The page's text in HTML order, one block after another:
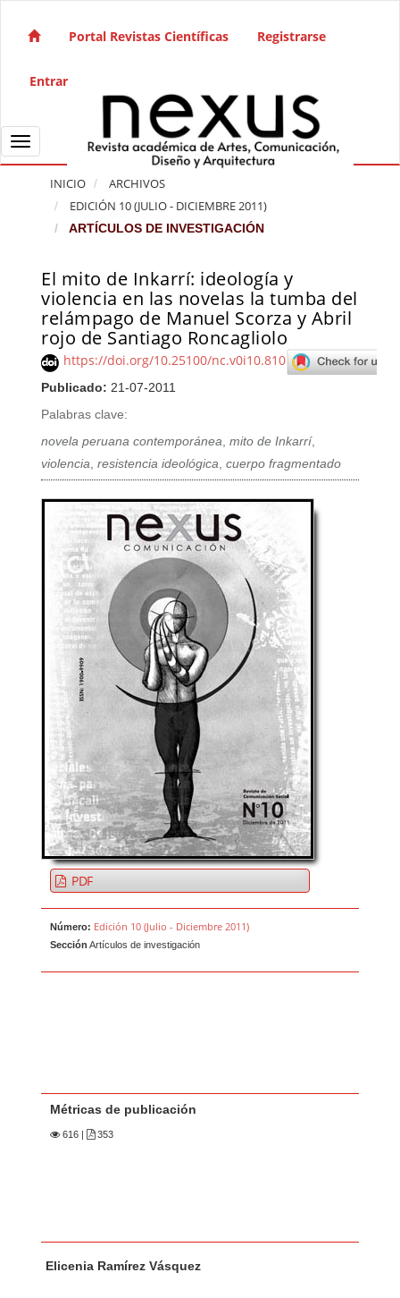
Navegación principal
Barra lateral
Portal Revistas Científicas Registrarse
Entrar
Toggle navigation
INICIO
ARCHIVOS
EDICIÓN 10 (JULIO - DICIEMBRE 2011)
ARTÍCULOS DE INVESTIGACIÓN
El mito de Inkarrí: ideología y
violencia en las novelas la tumba del
relámpago de Manuel Scorza y Abril
rojo de Santiago Roncagliolo
https://doi.org/10.25100/nc.v0i10.810
Publicado: 21-07-2011
Palabras clave:
novela peruana contemporánea,mito de Inkarrí,
violencia,resistencia ideológica,cuerpo fragmentado
Barra lateral del artículo
PDF
Número: Edición 10 (Julio - Diciembre 2011)
Sección Artículos de investigación
Métricas de publicación
616 353
u
Elicenia Ramírez Vásquez